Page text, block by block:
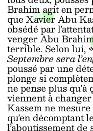
Brahim agit en
que Xavier Abu
obsédé par
venger Abu
terrible. Selon lui,
Septembre sera
poussé par une
plonge si
ne pense plus
viennent à
Kassem ne
qu’en décomptant
l’aboutissement